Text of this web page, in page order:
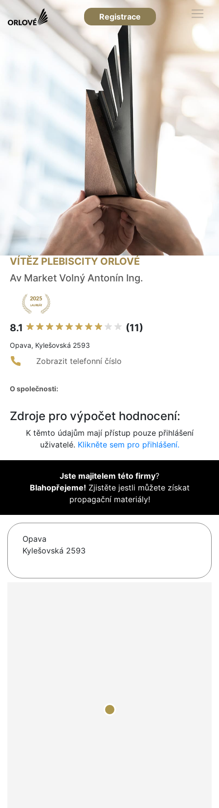
Registrace
VÍTĚZ PLEBISCITY ORLOVÉ
Av Market Volný Antonín Ing.
8.1 (11)
Opava, Kylešovská 2593
Zobrazit telefonní číslo
O společnosti:
Zdroje pro výpočet hodnocení:
K těmto údajům mají přístup pouze přihlášení
uživatelé. Klikněte sem pro přihlášení.
Jste majitelem této firmy?
Blahopřejeme! Zjistěte jestli můžete získat
propagační materiály!
Opava
Kylešovská 2593